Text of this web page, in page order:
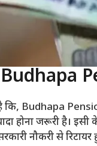
Budhapa
कि, Budhapa
होना जरूरी है।
नौकरी से